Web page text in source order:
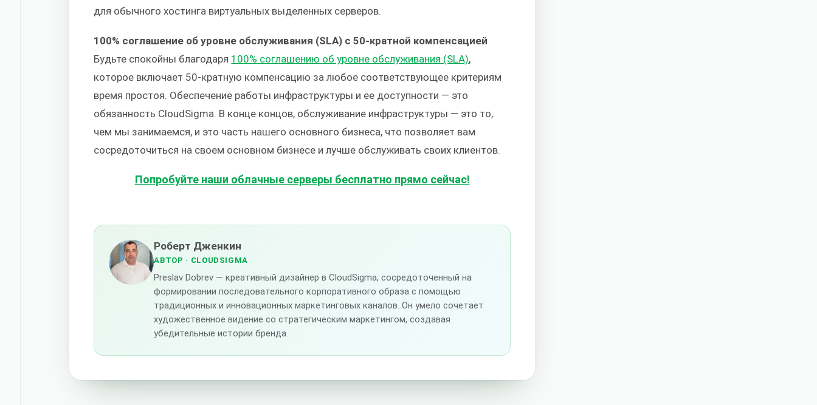
для обычного хостинга виртуальных выделенных серверов.
100% соглашение об уровне обслуживания (SLA) с 50-кратной компенсацией
Будьте спокойны благодаря 100% соглашению об уровне обслуживания (SLA),
которое включает 50-кратную компенсацию за любое соответствующее критериям
время простоя. Обеспечение работы инфраструктуры и ее доступности — это
обязанность CloudSigma. В конце концов, обслуживание инфраструктуры — это то,
чем мы занимаемся, и это часть нашего основного бизнеса, что позволяет вам
сосредоточиться на своем основном бизнесе и лучше обслуживать своих клиентов.
Попробуйте наши облачные серверы бесплатно прямо сейчас!
Роберт Дженкин
АВТОР · CLOUDSIGMA
Preslav Dobrev — креативный дизайнер в CloudSigma, сосредоточенный на
формировании последовательного корпоративного образа с помощью
традиционных и инновационных маркетинговых каналов. Он умело сочетает
художественное видение со стратегическим маркетингом, создавая
убедительные истории бренда.